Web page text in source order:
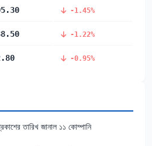
-1.45%
-1.22%
-0.95%
তারিখ জানাল ১১ কোম্পানি